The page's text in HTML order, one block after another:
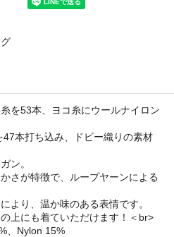
を53本、ヨコ糸にウールナイロン
本打ち込み、ドビー織りの素材
ン。
さが特徴で、ループヤーンによる
より、温か味のある表情です。
上にも着ていただけます！＜br>
、Nylon 15%